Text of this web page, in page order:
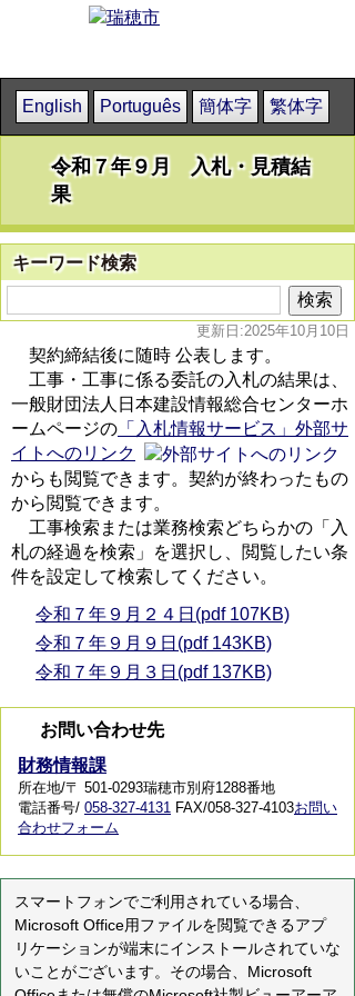
English Português 簡体字 繁体字
令和７年９月 入札・見積結
果
キーワード検索
更新日:2025年10月10日
契約締結後に随時 公表します。
工事・工事に係る委託の入札の結果は、
一般財団法人日本建設情報総合センターホ
ームページの 「入札情報サービス」外部サ
イトへのリンク
からも閲覧できます。契約が終わったもの
から閲覧できます。
工事検索または業務検索どちらかの「入
札の経過を検索」を選択し、閲覧したい条
件を設定して検索してください。
令和７年９月２４日(pdf 107KB)
令和７年９月９日(pdf 143KB)
令和７年９月３日(pdf 137KB)
お問い合わせ先
財務情報課
所在地/〒 501-0293瑞穂市別府1288番地
電話番号/ 058-327-4131 FAX/058-327-4103お問い
合わせフォーム
スマートフォンでご利用されている場合、
Microsoft Office用ファイルを閲覧できるアプ
リケーションが端末にインストールされていな
いことがございます。その場合、Microsoft